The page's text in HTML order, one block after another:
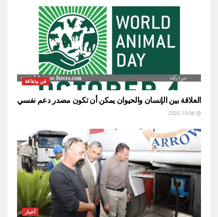
فن وثقافة
العلاقة بين الإنسان والحيوان يمكن أن تكون مصدر دعم نفسي
أخبار